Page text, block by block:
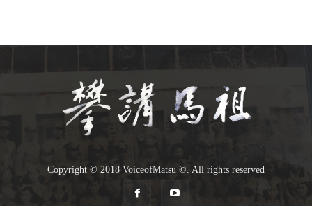
Copyright © 2018 VoiceofMatsu ©. All rights reserved